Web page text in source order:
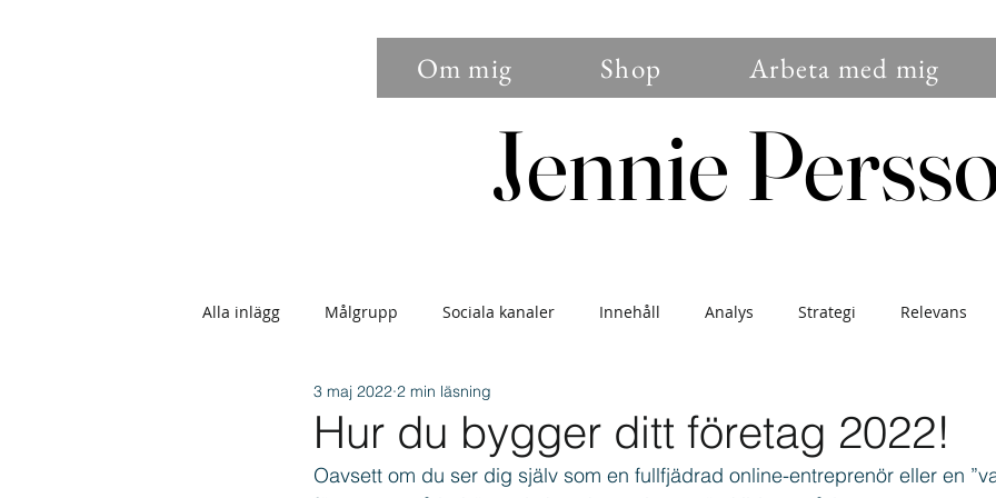
Om mig Shop Arbeta med mig
Jennie
Jennie
Alla inlägg Målgrupp Sociala kanaler Innehåll Analys Strategi Relevans
Sökbarhet Bilder Annonser
Epostmarknadsföring Engagemang Instagram Nybörjare Uppdatering
Hur du bygger ditt företag 2022!
3 maj 2022 2 min läsning
Oavsett om du ser dig själv som en fullfjädrad online-entreprenör eller en